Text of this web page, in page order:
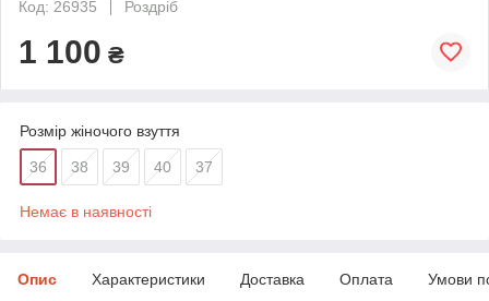
Код: 26935
Роздріб
1 100 ₴
Розмір жіночого взуття
36 38 39 40 37
Немає в наявності
Опис Характеристики Доставка Оплата Умови